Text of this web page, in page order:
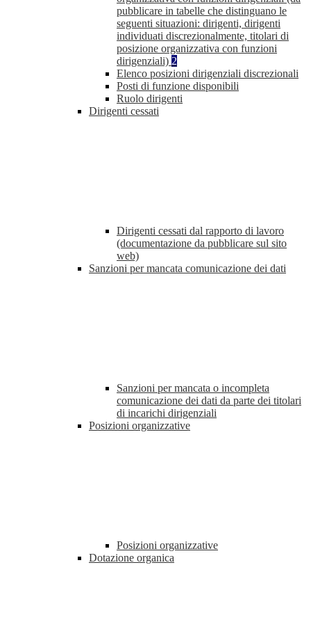
pubblicare in tabelle che distinguano le
seguenti situazioni: dirigenti, dirigenti
individuati discrezionalmente, titolari di
posizione organizzativa con funzioni
dirigenziali) 2
Elenco posizioni dirigenziali discrezionali
Posti di funzione disponibili
Ruolo dirigenti
Dirigenti cessati
Dirigenti cessati dal rapporto di lavoro
(documentazione da pubblicare sul sito
web)
Sanzioni per mancata comunicazione dei dati
Sanzioni per mancata o incompleta
comunicazione dei dati da parte dei titolari
di incarichi dirigenziali
Posizioni organizzative
Posizioni organizzative
Dotazione organica